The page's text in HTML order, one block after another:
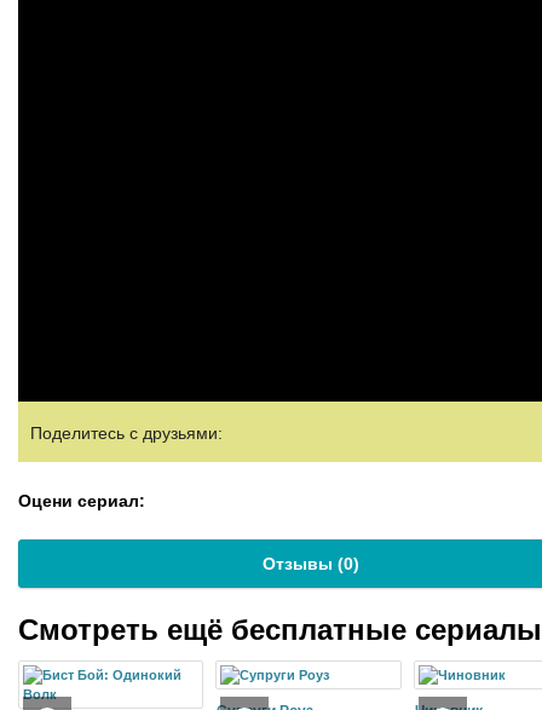
Поделитесь с друзьями:
Оцени сериал:
Отзывы (0)
Смотреть ещё бесплатные